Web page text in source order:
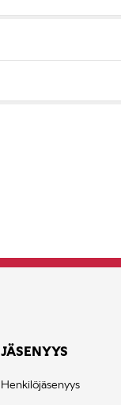
JÄSENYYS
Henkilöjäsenyys